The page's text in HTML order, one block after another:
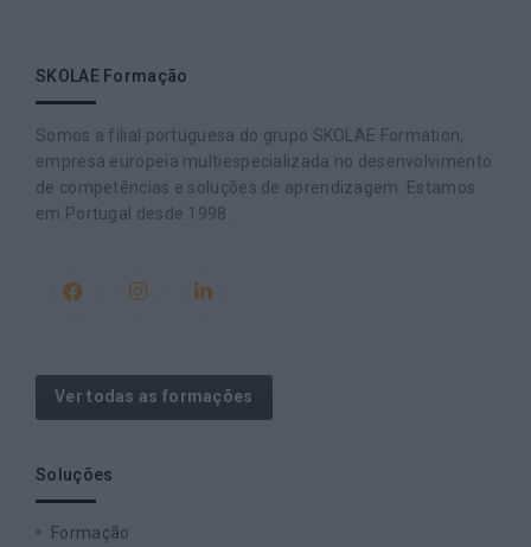
SKOLAE Formação
Somos a filial portuguesa do grupo SKOLAE Formation,
empresa europeia multiespecializada no desenvolvimento
de competências e soluções de aprendizagem. Estamos
em Portugal desde 1998.
Ver todas as formações
Soluções
Formação